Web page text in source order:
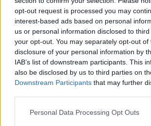
opt-out request is processed you may
interest-based ads based on personal
us or personal information disclosed to
your opt-out. You may separately opt-out of
disclosure of your personal information by
IAB’s list of downstream participants. This
also be disclosed by us to third parties on
Downstream Participants that may further
Personal Data Processing Opt Outs
PAIS PIES